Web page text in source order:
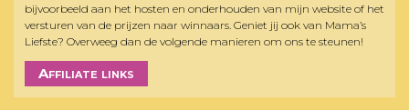
bijvoorbeeld aan het hosten en onderhouden van mijn website of het
versturen van de prijzen naar winnaars. Geniet jij ook van Mama’s
Liefste? Overweeg dan de volgende manieren om ons te steunen!
Affiliate links